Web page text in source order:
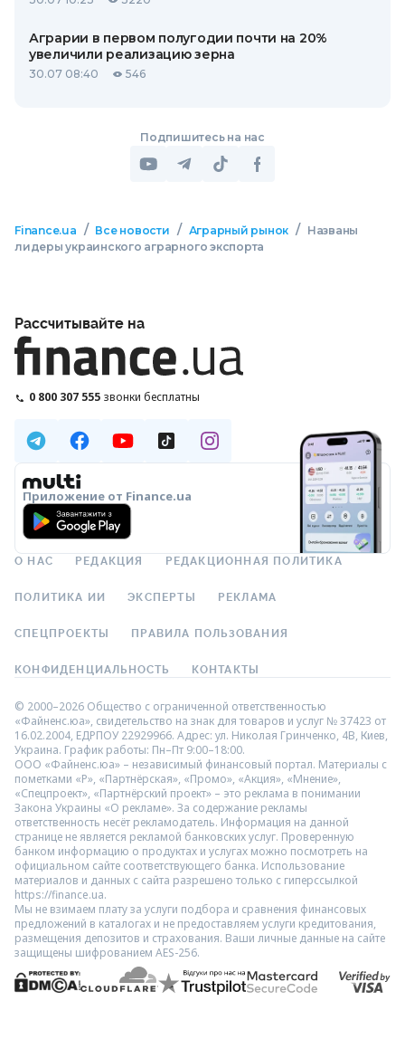
Аграрии в первом полугодии почти на 20%
увеличили реализацию зерна
30.07 08:40 546
Подпишитесь на нас
Finance.ua / Все новости / Аграрный рынок /
Названы
лидеры украинского аграрного экспорта
Рассчитывайте на
0 800 307 555 звонки бесплатны
Приложение от Finance.ua
О НАС РЕДАКЦИЯ РЕДАКЦИОННАЯ ПОЛИТИКА
ПОЛИТИКА ИИ ЭКСПЕРТЫ РЕКЛАМА
СПЕЦПРОЕКТЫ ПРАВИЛА ПОЛЬЗОВАНИЯ
КОНФИДЕНЦИАЛЬНОСТЬ КОНТАКТЫ
© 2000–2026 Общество с ограниченной ответственностью
«Файненс.юа», свидетельство на знак для товаров и услуг № 37423 от
16.02.2004, ЕДРПОУ 22929966. Адрес: ул. Николая Гринченко, 4В, Киев,
Украина. График работы: Пн–Пт 9:00–18:00.
ООО «Файненс.юа» – независимый финансовый портал. Материалы с
пометками «Р», «Партнёрская», «Промо», «Акция», «Мнение»,
«Спецпроект», «Партнёрский проект» – это реклама в понимании
Закона Украины «О рекламе». За содержание рекламы
ответственность несёт рекламодатель. Информация на данной
странице не является рекламой банковских услуг. Проверенную
банком информацию о продуктах и услугах можно посмотреть на
официальном сайте соответствующего банка. Использование
материалов и данных с сайта разрешено только с гиперссылкой
https://finance.ua.
Мы не взимаем плату за услуги подбора и сравнения финансовых
предложений в каталогах и не предоставляем услуги кредитования,
размещения депозитов и страхования. Ваши личные данные на сайте
защищены шифрованием AES-256.